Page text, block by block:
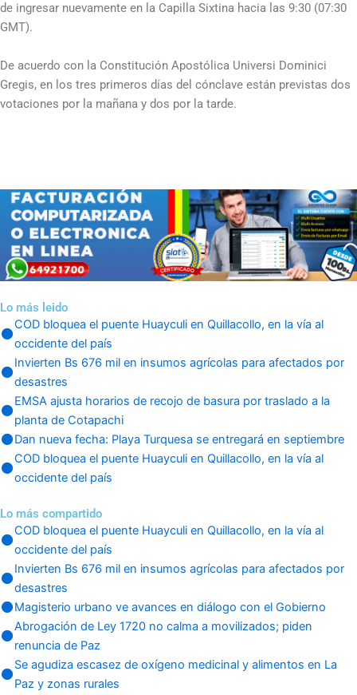
de ingresar nuevamente en la Capilla Sixtina hacia las 9:30 (07:30
GMT).
De acuerdo con la Constitución Apostólica Universi Dominici
Gregis, en los tres primeros días del cónclave están previstas dos
votaciones por la mañana y dos por la tarde.
Lo más leido
COD bloquea el puente Huayculi en Quillacollo, en la vía al
occidente del país
Invierten Bs 676 mil en insumos agrícolas para afectados por
desastres
EMSA ajusta horarios de recojo de basura por traslado a la
planta de Cotapachi
Dan nueva fecha: Playa Turquesa se entregará en septiembre
COD bloquea el puente Huayculi en Quillacollo, en la vía al
occidente del país
Lo más compartido
COD bloquea el puente Huayculi en Quillacollo, en la vía al
occidente del país
Invierten Bs 676 mil en insumos agrícolas para afectados por
desastres
Magisterio urbano ve avances en diálogo con el Gobierno
Abrogación de Ley 1720 no calma a movilizados; piden
renuncia de Paz
Se agudiza escasez de oxígeno medicinal y alimentos en La
Paz y zonas rurales